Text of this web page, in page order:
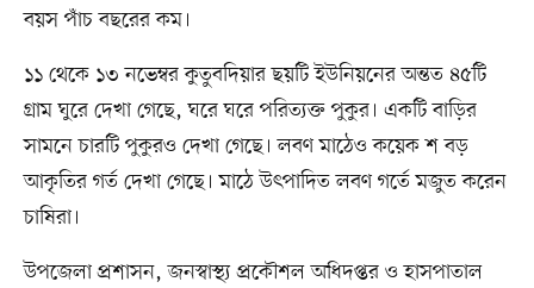
বয়স পাঁচ বছরের কম।
১১ থেকে ১৩ নভেম্বর কুতুবদিয়ার ছয়টি ইউনিয়নের অন্তত ৪৫টি
গ্রাম ঘুরে দেখা গেছে, ঘরে ঘরে পরিত্যক্ত পুকুর। একটি বাড়ির
সামনে চারটি পুকুরও দেখা গেছে। লবণ মাঠেও কয়েক শ বড়
আকৃতির গর্ত দেখা গেছে। মাঠে উৎপাদিত লবণ গর্তে মজুত করেন
চাষিরা।
উপজেলা প্রশাসন, জনস্বাস্থ্য প্রকৌশল অধিদপ্তর ও হাসপাতাল